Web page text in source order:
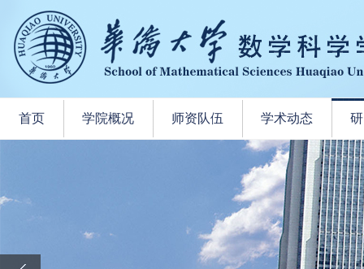
首页 学院概况 师资队伍 学术动态